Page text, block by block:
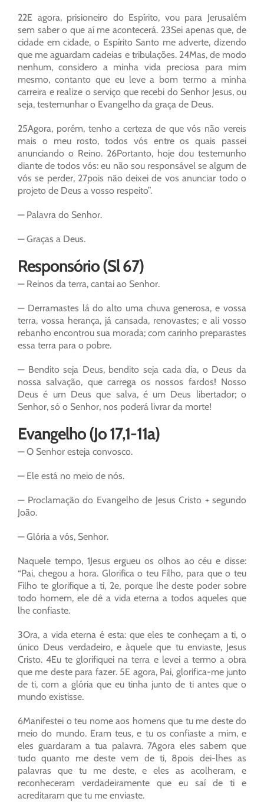
22E agora, prisioneiro do Espírito, vou para Jerusalém
sem saber o que aí me acontecerá. 23Sei apenas que, de
cidade em cidade, o Espírito Santo me adverte, dizendo
que me aguardam cadeias e tribulações. 24Mas, de modo
nenhum, considero a minha vida preciosa para mim
mesmo, contanto que eu leve a bom termo a minha
carreira e realize o serviço que recebi do Senhor Jesus, ou
seja, testemunhar o Evangelho da graça de Deus.
25Agora, porém, tenho a certeza de que vós não vereis
mais o meu rosto, todos vós entre os quais passei
anunciando o Reino. 26Portanto, hoje dou testemunho
diante de todos vós: eu não sou responsável se algum de
vós se perder, 27pois não deixei de vos anunciar todo o
projeto de Deus a vosso respeito”.
— Palavra do Senhor.
— Graças a Deus.
Responsório (Sl 67)
— Reinos da terra, cantai ao Senhor.
— Derramastes lá do alto uma chuva generosa, e vossa
terra, vossa herança, já cansada, renovastes; e ali vosso
rebanho encontrou sua morada; com carinho preparastes
essa terra para o pobre.
— Bendito seja Deus, bendito seja cada dia, o Deus da
nossa salvação, que carrega os nossos fardos! Nosso
Deus é um Deus que salva, é um Deus libertador; o
Senhor, só o Senhor, nos poderá livrar da morte!
Evangelho (Jo 17,1-11a)
— O Senhor esteja convosco.
— Ele está no meio de nós.
— Proclamação do Evangelho de Jesus Cristo + segundo
João.
— Glória a vós, Senhor.
Naquele tempo, 1Jesus ergueu os olhos ao céu e disse:
“Pai, chegou a hora. Glorifica o teu Filho, para que o teu
Filho te glorifique a ti, 2e, porque lhe deste poder sobre
todo homem, ele dê a vida eterna a todos aqueles que
lhe confiaste.
3Ora, a vida eterna é esta: que eles te conheçam a ti, o
único Deus verdadeiro, e àquele que tu enviaste, Jesus
Cristo. 4Eu te glorifiquei na terra e levei a termo a obra
que me deste para fazer. 5E agora, Pai, glorifica-me junto
de ti, com a glória que eu tinha junto de ti antes que o
mundo existisse.
6Manifestei o teu nome aos homens que tu me deste do
meio do mundo. Eram teus, e tu os confiaste a mim, e
eles guardaram a tua palavra. 7Agora eles sabem que
tudo quanto me deste vem de ti, 8pois dei-lhes as
palavras que tu me deste, e eles as acolheram, e
reconheceram verdadeiramente que eu saí de ti e
acreditaram que tu me enviaste.